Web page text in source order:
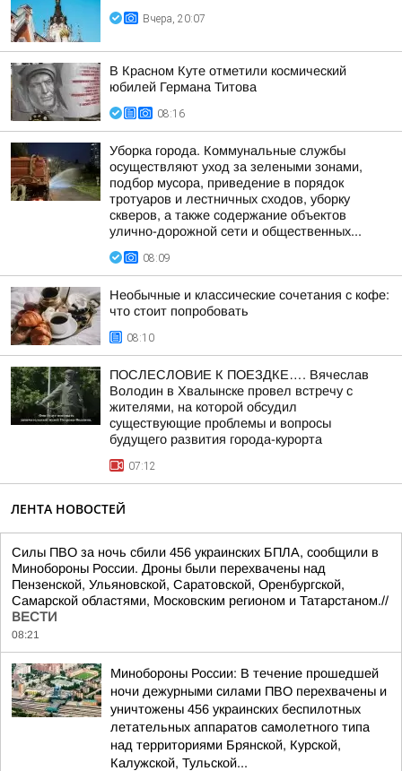
Вчера, 20:07
В Красном Куте отметили космический
юбилей Германа Титова
08:16
Уборка города. Коммунальные службы
осуществляют уход за зелеными зонами,
подбор мусора, приведение в порядок
тротуаров и лестничных сходов, уборку
скверов, а также содержание объектов
улично-дорожной сети и общественных...
08:09
Необычные и классические сочетания с кофе:
что стоит попробовать
08:10
ПОСЛЕСЛОВИЕ К ПОЕЗДКЕ…. Вячеслав
Володин в Хвалынске провел встречу с
жителями, на которой обсудил
существующие проблемы и вопросы
будущего развития города-курорта
07:12
ЛЕНТА НОВОСТЕЙ
Силы ПВО за ночь сбили 456 украинских БПЛА, сообщили в
Минобороны России. Дроны были перехвачены над
Пензенской, Ульяновской, Саратовской, Оренбургской,
Самарской областями, Московским регионом и Татарстаном.//
ВЕСТИ
08:21
Минобороны России: В течение прошедшей
ночи дежурными силами ПВО перехвачены и
уничтожены 456 украинских беспилотных
летательных аппаратов самолетного типа
над территориями Брянской, Курской,
Калужской, Тульской...